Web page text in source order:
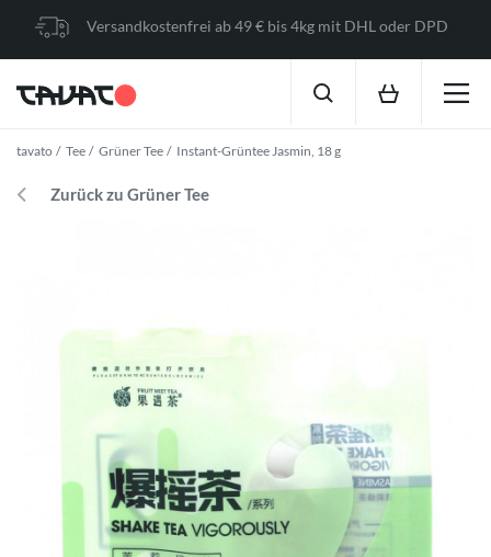
Versandkostenfrei ab 49 € bis 4kg mit DHL oder DPD
tavato Tee Grüner Tee Instant-Grüntee Jasmin, 18 g
Zurück zu Grüner Tee